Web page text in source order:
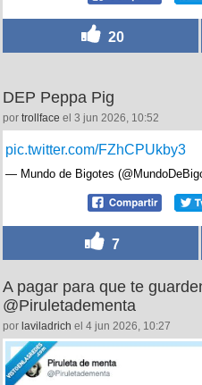
20
DEP Peppa Pig
por trollface el 3 jun 2026, 10:52
pic.twitter.com/FZhCPUkby3
— Mundo de Bigotes
7
A pagar para que te
@Piruletadementa
por laviladrich el 4 jun 2026, 10:27